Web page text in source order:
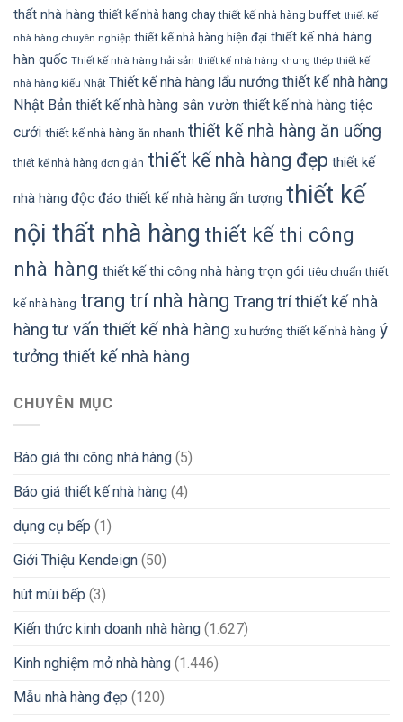
thất nhà hàng thiết kế nhà hang chay thiết kế nhà hàng buffet thiết kế
nhà hàng chuyên nghiệp thiết kế nhà hàng hiện đại thiết kế nhà hàng
hàn quốc Thiết kế nhà hàng hải sản thiết kế nhà hàng khung thép thiết kế
nhà hàng kiểu Nhật Thiết kế nhà hàng lẩu nướng thiết kế nhà hàng
Nhật Bản thiết kế nhà hàng sân vườn thiết kế nhà hàng tiệc
cưới thiết kế nhà hàng ăn nhanh thiết kế nhà hàng ăn uống
thiết kế nhà hàng đơn giản thiết kế nhà hàng đẹp thiết kế
nhà hàng độc đáo thiết kế nhà hàng ấn tượng thiết kế
nội thất nhà hàng thiết kế thi công
nhà hàng thiết kế thi công nhà hàng trọn gói tiêu chuẩn thiết
kế nhà hàng trang trí nhà hàng Trang trí thiết kế nhà
hàng tư vấn thiết kế nhà hàng xu hướng thiết kế nhà hàng ý
tưởng thiết kế nhà hàng
CHUYÊN MỤC
Báo giá thi công nhà hàng (5)
Báo giá thiết kế nhà hàng (4)
dụng cụ bếp (1)
Giới Thiệu Kendeign (50)
hút mùi bếp (3)
Kiến thức kinh doanh nhà hàng (1.627)
Kinh nghiệm mở nhà hàng (1.446)
Mẫu nhà hàng đẹp (120)